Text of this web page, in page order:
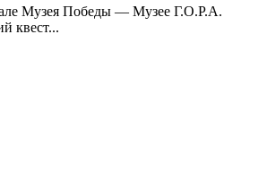
Музея Победы — Музее Г.О.Р.А.
квест...